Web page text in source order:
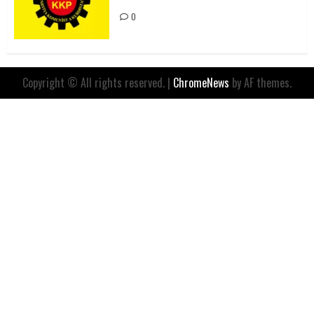
0
Copyright © All rights reserved. | ChromeNews by AF themes.